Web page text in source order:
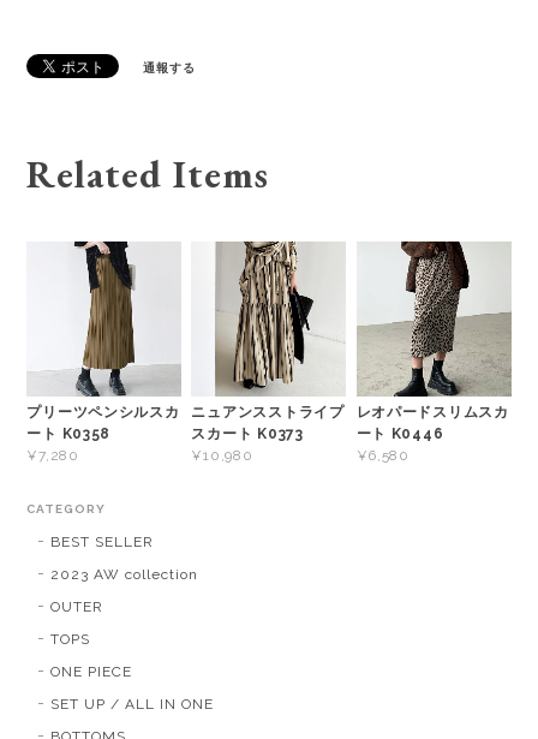
通報する
Related Items
プリーツペンシルスカ
ート K0358
¥7,280
ニュアンスストライプ
スカート K0373
¥10,980
レオパードスリムスカ
ート K0446
¥6,580
CATEGORY
BEST SELLER
2023 AW collection
OUTER
TOPS
ONE PIECE
SET UP / ALL IN ONE